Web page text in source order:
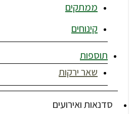
ממתקים
קינוחים
תוספות
שאר ירקות
סדנאות ואירועים